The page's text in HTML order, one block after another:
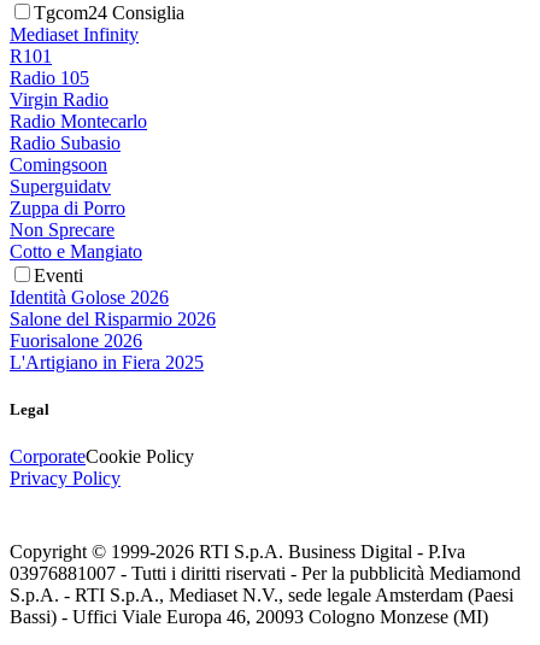
Tgcom24 Consiglia
Mediaset Infinity
R101
Radio 105
Virgin Radio
Radio Montecarlo
Radio Subasio
Comingsoon
Superguidatv
Zuppa di Porro
Non Sprecare
Cotto e Mangiato
Eventi
Identità Golose 2026
Salone del Risparmio 2026
Fuorisalone 2026
L'Artigiano in Fiera 2025
Legal
CorporateCookie Policy
Privacy Policy
Copyright © 1999-2026 RTI S.p.A. Business Digital - P.Iva
03976881007 - Tutti i diritti riservati - Per la pubblicità Mediamond
S.p.A. - RTI S.p.A., Mediaset N.V., sede legale Amsterdam (Paesi
Bassi) - Uffici Viale Europa 46, 20093 Cologno Monzese (MI)